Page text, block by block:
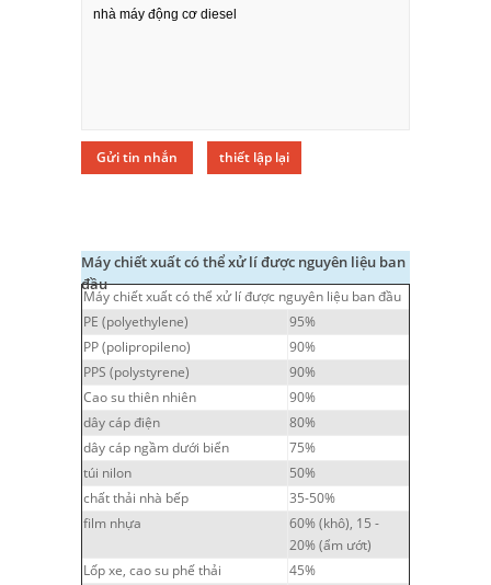
Máy chiết xuất có thể xử lí được nguyên liệu ban
đầu
Máy chiết xuất có thể xử lí được nguyên liệu ban đầu
PE (polyethylene)
95%
PP (polipropileno)
90%
PPS (polystyrene)
90%
Cao su thiên nhiên
90%
dây cáp điện
80%
dây cáp ngầm dưới biển
75%
túi nilon
50%
chất thải nhà bếp
35-50%
film nhựa
60% (khô), 15 -
20% (ẩm ướt)
Lốp xe, cao su phế thải
45%